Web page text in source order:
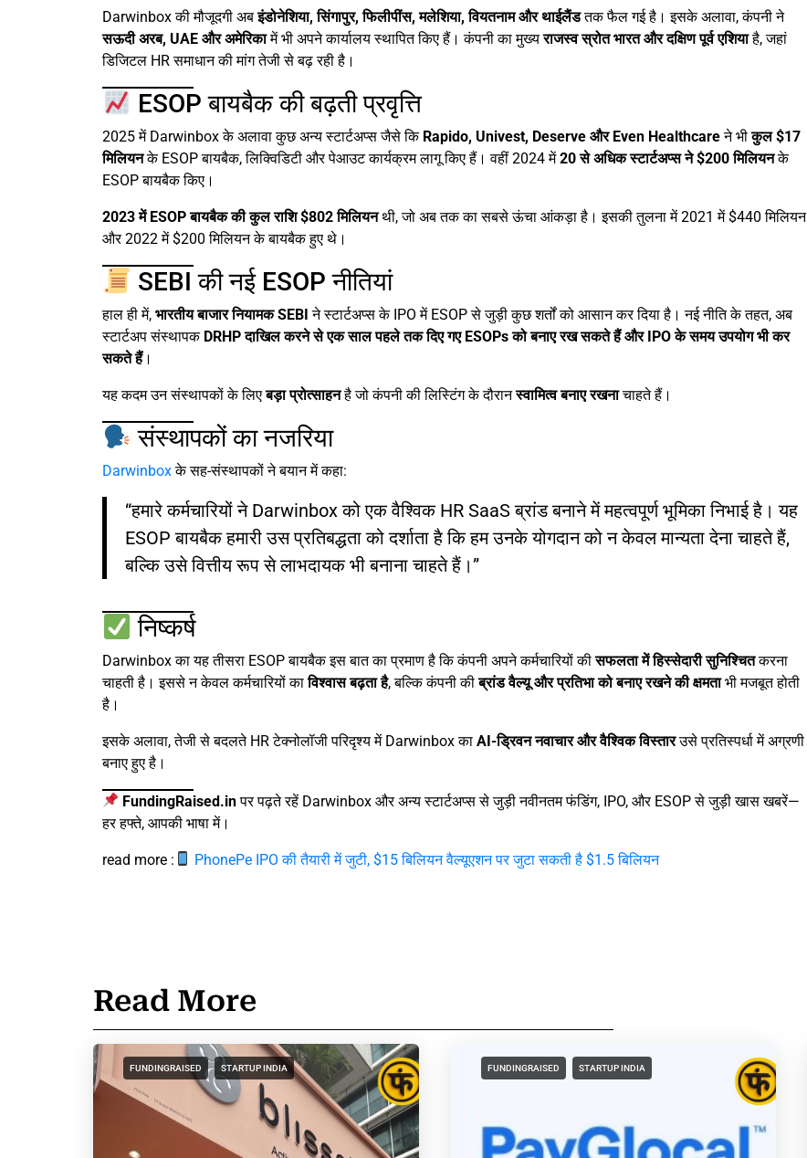
Darwinbox की मौजूदगी अबइंडोनेशिया, सिंगापुर, फिलीपींस, मलेशिया, वियतनाम और थाईलैंडतक फैल गई है। इसके अलावा, कंपनी ने
सऊदी अरब, UAE और अमेरिकामें भी अपने कार्यालय स्थापित किए हैं। कंपनी का मुख्यराजस्व स्रोत भारत और दक्षिण पूर्व एशियाहै, जहां
डिजिटल HR समाधान की मांग तेजी से बढ़ रही है।
ESOP बायबैक की बढ़ती प्रवृत्ति
2025 में Darwinbox के अलावा कुछ अन्य स्टार्टअप्स जैसे कि Rapido, Univest, Deserve और Even Healthcareने भीकुल $17
मिलियनके ESOP बायबैक, लिक्विडिटी और पेआउट कार्यक्रम लागू किए हैं। वहीं 2024 में20 से अधिक स्टार्टअप्स ने $200 मिलियनके
ESOP बायबैक किए।
2023 में ESOP बायबैक की कुल राशि $802 मिलियनथी, जो अब तक का सबसे ऊंचा आंकड़ा है। इसकी तुलना में 2021 में $440 मिलियन
और 2022 में $200 मिलियन के बायबैक हुए थे।
SEBI की नई ESOP नीतियां
हाल ही में, भारतीय बाजार नियामक SEBI ने स्टार्टअप्स के IPO में ESOP से जुड़ी कुछ शर्तों को आसान कर दिया है। नई नीति के तहत, अब
स्टार्टअप संस्थापक DRHP दाखिल करने से एक साल पहले तक दिए गए ESOPs को बनाए रख सकते हैं और IPO के समय उपयोग भी कर
सकते हैं।
यह कदम उन संस्थापकों के लिएबड़ा प्रोत्साहनहै जो कंपनी की लिस्टिंग के दौरानस्वामित्व बनाए रखनाचाहते हैं।
संस्थापकों का नजरिया
Darwinboxके सह-संस्थापकों ने बयान में कहा:
“हमारे कर्मचारियों ने Darwinbox को एक वैश्विक HR SaaS ब्रांड बनाने में महत्वपूर्ण भूमिका निभाई है। यह
ESOP बायबैक हमारी उस प्रतिबद्धता को दर्शाता है कि हम उनके योगदान को न केवल मान्यता देना चाहते हैं,
बल्कि उसे वित्तीय रूप से लाभदायक भी बनाना चाहते हैं।”
निष्कर्ष
Darwinbox का यह तीसरा ESOP बायबैक इस बात का प्रमाण है कि कंपनी अपने कर्मचारियों कीसफलता में हिस्सेदारी सुनिश्चितकरना
चाहती है। इससे न केवल कर्मचारियों काविश्वास बढ़ता है, बल्कि कंपनी कीब्रांड वैल्यू और प्रतिभा को बनाए रखने की क्षमताभी मजबूत होती
है।
इसके अलावा, तेजी से बदलते HR टेक्नोलॉजी परिदृश्य में Darwinbox का AI-ड्रिवन नवाचार और वैश्विक विस्तारउसे प्रतिस्पर्धा में अग्रणी
बनाए हुए है।
FundingRaised.inपर पढ़ते रहें Darwinbox और अन्य स्टार्टअप्स से जुड़ी नवीनतम फंडिंग, IPO, और ESOP से जुड़ी खास खबरें—
हर हफ्ते, आपकी भाषा में।
read more : PhonePe IPO की तैयारी में जुटी, $15 बिलियन वैल्यूएशन पर जुटा सकती है $1.5 बिलियन
Read More
FUNDINGRAISED STARTUP INDIA FUNDINGRAISED STARTUP INDIA